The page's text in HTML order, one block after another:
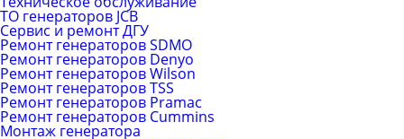
ТО генераторов JCB
Сервис и ремонт ДГУ
Ремонт генераторов SDMO
Ремонт генераторов Denyo
Ремонт генераторов Wilson
Ремонт генераторов TSS
Ремонт генераторов Pramac
Ремонт генераторов Сummins
Монтаж генератора